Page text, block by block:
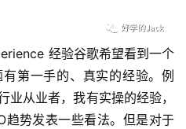
第一手的、真实的经验。例
从业者，我有实操的经验，
势发表一些看法。但是对于